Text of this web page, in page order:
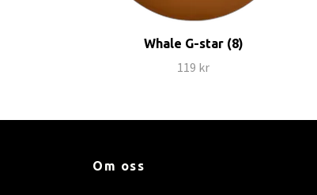
Whale G-star (8)
119 kr
Om oss